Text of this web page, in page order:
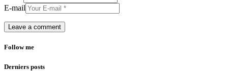
E-mail
Follow me
Derniers posts